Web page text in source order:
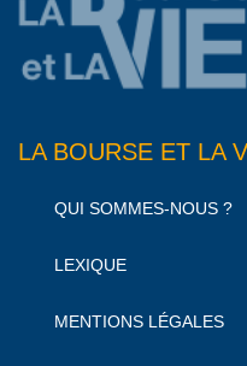
LA BOURSE ET LA
QUI SOMMES-NOUS ?
LEXIQUE
MENTIONS LÉGALES